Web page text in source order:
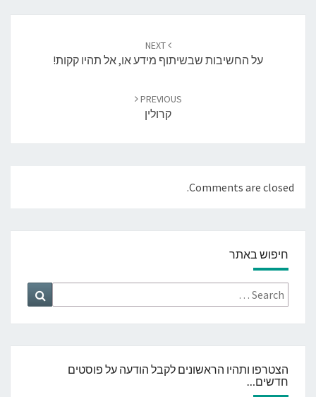
NEXT
על החשיבות שבשיתוף מידע או, אל תהיו קקות!
PREVIOUS
קרולין
Comments are closed.
חיפוש באתר
Search
for:
Search
הצטרפו ותהיו הראשונים לקבל הודעה על פוסטים
חדשים…